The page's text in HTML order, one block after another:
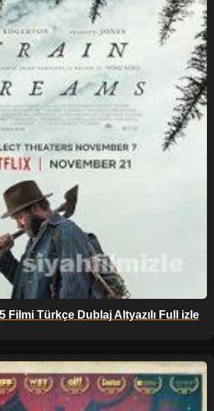
Filmi Türkçe Dublaj Altyazılı Full izle